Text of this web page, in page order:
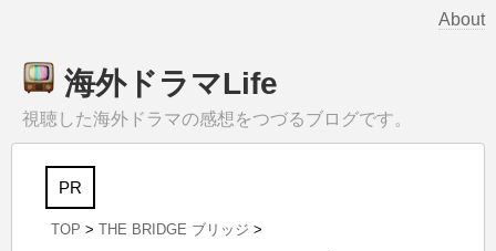
About
海外ドラマLife
視聴した海外ドラマの感想をつづるブログです。
PR
TOP > THE BRIDGE ブリッジ >